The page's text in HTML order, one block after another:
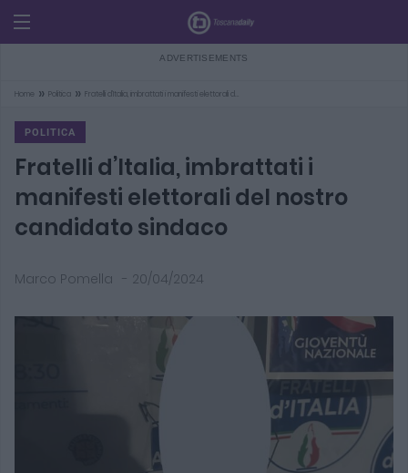
Home » Politica » Fratelli d’Italia, imbrattati i manifesti elettorali d…
POLITICA
Fratelli d’Italia, imbrattati i
manifesti elettorali del nostro
candidato sindaco
Marco Pomella - 20/04/2024